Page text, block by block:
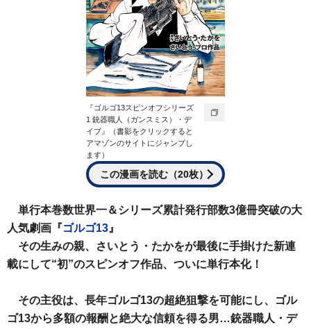
『ゴルゴ13スピンオフシリーズ
1 銃器職人（ガンスミス）・デ
イブ』（書影をクリックすると
アマゾンのサイトにジャンプし
ます）
この漫画を読む（20枚）
単行本巻数世界一＆シリーズ累計発行部数3億冊突破の大
人気劇画『ゴルゴ13 』
その生みの親、さいとう・たかをが最後に手掛けた新連
載にして“初”のスピンオフ作品、ついに単行本化！
その主役は、長年ゴルゴ13の超絶狙撃を可能にし、ゴル
ゴ13から多額の報酬と絶大な信頼を得る男…銃器職人・デ